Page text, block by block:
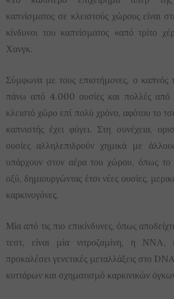
καπνίσματος σε κλειστούς χώρους είναι
κίνδυνοι του καπνίσματος «από τρίτο
Χανγκ.
Σύμφωνα με τους επιστήμονες, ο καπνός
πάνω από 4.000 ουσίες και πολλές από
κλειστό χώρο επί πολύ χρόνο, αφότου το
καπνιστής έχει φύγει. Στη συνέχεια,
ουσίες αλληλεπιδρούν χημικά με
υπάρχουν στον αέρα του χώρου, όπως το
οξύ, δημιουργώντας έτσι νέες ουσίες,
καρκινογόνες.
Μία από τις πιο επικίνδυνες, όπως
τεστ, είναι μία νιτροζαμίνη, η
προκαλέσει γενετικές μεταλλάξεις στο
κυττάρων και σχηματισμό καρκινικών